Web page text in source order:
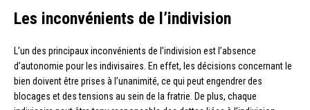
Les inconvénients de l’indivision
L’un des principaux inconvénients de l’indivision est l’absence
d’autonomie pour les indivisaires. En effet, les décisions concernant le
bien doivent être prises à l’unanimité, ce qui peut engendrer des
blocages et des tensions au sein de la fratrie. De plus, chaque